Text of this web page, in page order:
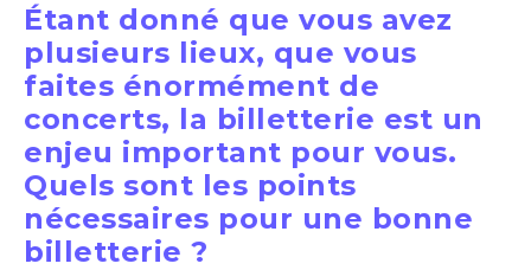
Étant donné que vous avez
plusieurs lieux, que vous
faites énormément de
concerts, la billetterie est un
enjeu important pour vous.
Quels sont les points
nécessaires pour une bonne
billetterie ?